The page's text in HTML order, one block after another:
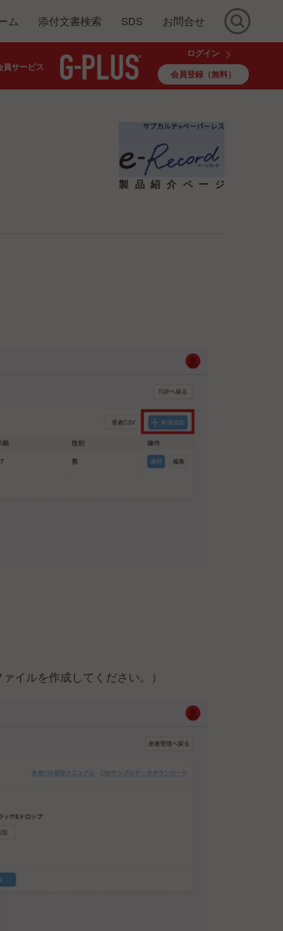
ム 添付文書検索 SDS お問合せ
員サービス
ログイン
会員登録（無料）
製品紹介ページ
イルを作成してください。）